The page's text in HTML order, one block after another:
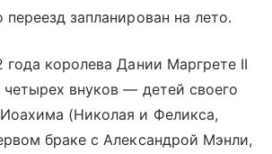
переезд запланирован на лето.
года королева Дании Маргрете II
внуков — детей своего
(Николая и Феликса,
браке с Александрой Мэнли,